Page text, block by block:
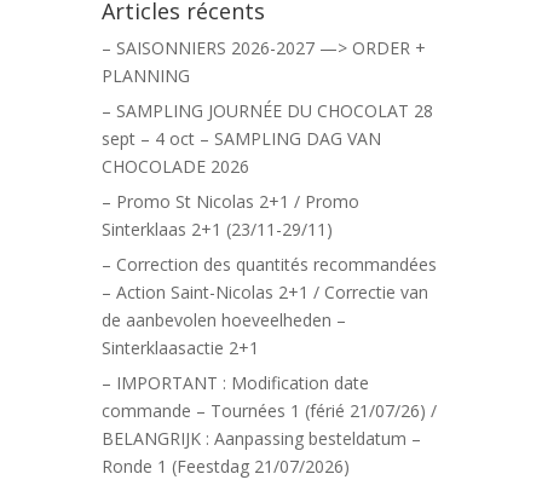
Articles récents
– SAISONNIERS 2026-2027 —> ORDER +
PLANNING
– SAMPLING JOURNÉE DU CHOCOLAT 28
sept – 4 oct – SAMPLING DAG VAN
CHOCOLADE 2026
– Promo St Nicolas 2+1 / Promo
Sinterklaas 2+1 (23/11-29/11)
– Correction des quantités recommandées
– Action Saint-Nicolas 2+1 / Correctie van
de aanbevolen hoeveelheden –
Sinterklaasactie 2+1
– IMPORTANT : Modification date
commande – Tournées 1 (férié 21/07/26) /
BELANGRIJK : Aanpassing besteldatum –
Ronde 1 (Feestdag 21/07/2026)